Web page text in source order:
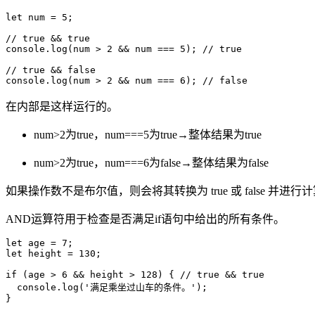
let num = 5;
// true && true
console.log(num > 2 && num === 5); // true
// true && false
console.log(num > 2 && num === 6); // false
在内部是这样运行的。
num>2为true，num===5为true→整体结果为true
num>2为true，num===6为false→整体结果为false
如果操作数不是布尔值，则会将其转换为 true 或 false 并进行
AND运算符用于检查是否满足if语句中给出的所有条件。
let age = 7;
let height = 130;
if (age > 6 && height > 128) { // true && true
  console.log('满足乘坐过山车的条件。');
}